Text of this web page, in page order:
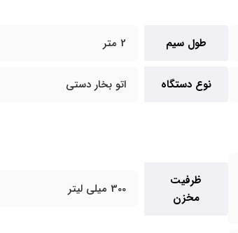
طول سیم 2 متر
نوع دستگاه اتو بخار دستی
ظرفیت
مخزن
300 میلی لیتر